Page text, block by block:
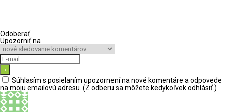
Odoberať
Upozorniť na
Súhlasím s posielaním upozornení na nové komentáre a odpovede
na moju emailovú adresu. (Z odberu sa môžete kedykoľvek odhlásiť.)